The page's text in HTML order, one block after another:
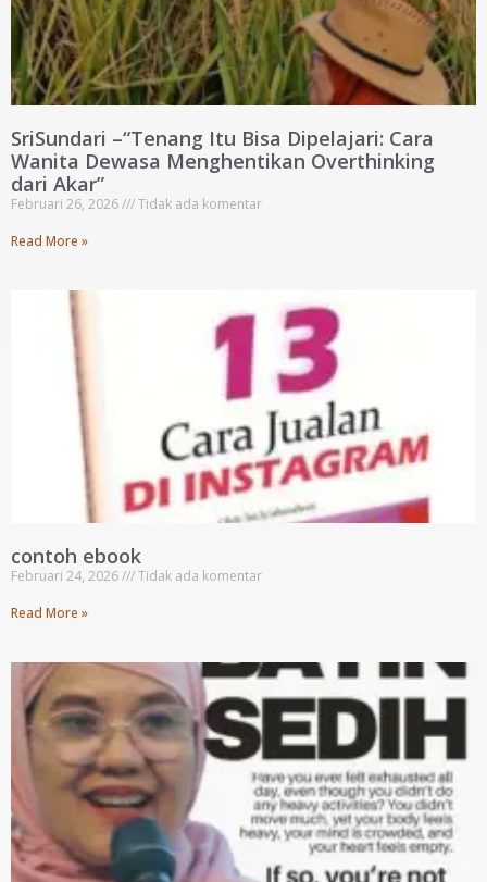
SriSundari –“Tenang Itu Bisa Dipelajari: Cara
Wanita Dewasa Menghentikan Overthinking
dari Akar”
Februari 26, 2026
Tidak ada komentar
Read More »
contoh ebook
Februari 24, 2026
Tidak ada komentar
Read More »